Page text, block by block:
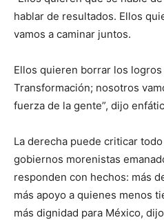
hablar de resultados. Ellos
vamos a caminar juntos.
Ellos quieren borrar los
Transformación; nosotros
fuerza de la gente”, dijo
La derecha puede criticar
gobiernos morenistas
responden con hechos: más
más apoyo a quienes menos
más dignidad para México,